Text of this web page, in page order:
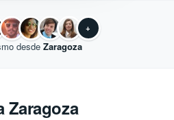
+
desde Zaragoza
Zaragoza